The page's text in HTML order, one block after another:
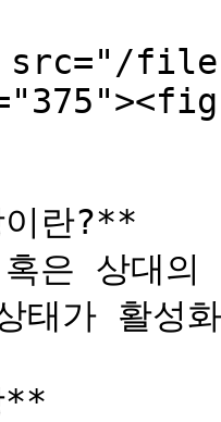
files/
란?**
태가 활성
**